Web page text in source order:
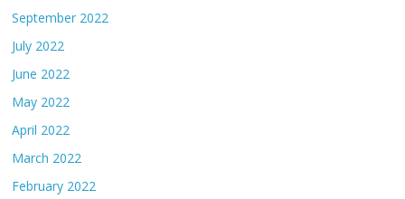
September 2022
July 2022
June 2022
May 2022
April 2022
March 2022
February 2022